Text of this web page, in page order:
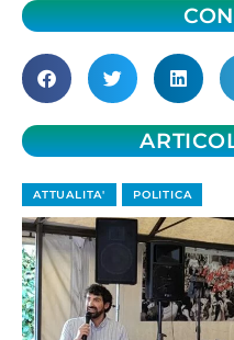
ATTUALITA' POLITICA